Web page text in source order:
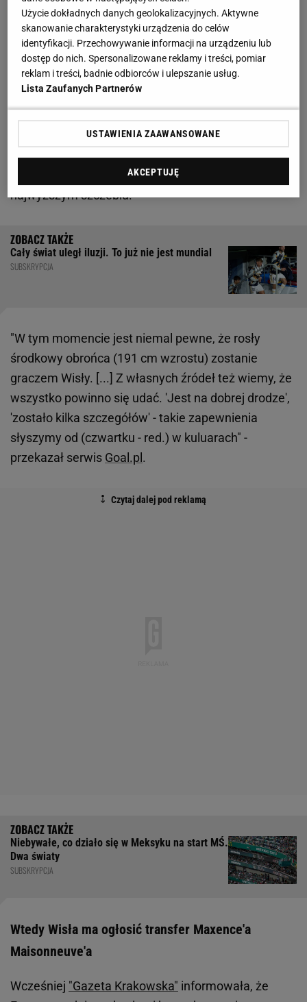
Wisła Kraków dopina pierwszy letni transfer. "Jest
na dobrej drodze"
Pod Wawel ma trafić Maxence Maisonneuve. To 27-
wygasa kontrakt z La Louviere, klubem belgijskiej
elity- w ostatnim sezonie zaliczył tam 34 występy i
jedną asystę, a jego drużyna utrzymała się na
najwyższym szczeblu.
Cały świat uległ iluzji. To już nie jest mundial
SUBSKRYPCJA
"W tym momencie jest niemal pewne, że rosły
środkowy obrońca (191 cm wzrostu) zostanie
graczem Wisły. [...] Z własnych źródeł też wiemy, że
wszystko powinno się udać. 'Jest na dobrej drodze',
'zostało kilka szczegółów' - takie zapewnienia
słyszymy od (czwartku - red.) w kuluarach" -
przekazał serwis Goal.pl .
Niebywałe, co działo się w Meksyku na start MŚ.
Dwa światy
SUBSKRYPCJA
Wtedy Wisła ma ogłosić transfer Maxence'a
Maisonneuve'a
Wcześniej "Gazeta Krakowska" informowała, że
Użycie dokładnych danych geolokalizacyjnych. Aktywne
skanowanie charakterystyki urządzenia do celów
identyfikacji. Przechowywanie informacji na urządzeniu lub
dostęp do nich. Spersonalizowane reklamy i treści, pomiar
reklam i treści, badnie odbiorców i ulepszanie usług.
Lista Zaufanych Partnerów
USTAWIENIA ZAAWANSOWANE
AKCEPTUJĘ